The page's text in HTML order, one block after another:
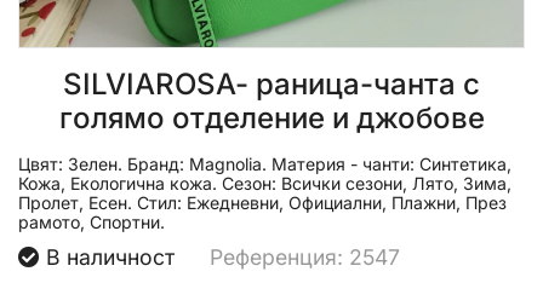
SILVIAROSA- pаница-чанта с
голямо отделение и джобове
Цвят: Зелен. Бранд: Magnolia. Материя - чанти: Синтетика,
Кожа, Екологична кожа. Сезон: Всички сезони, Лято, Зима,
Пролет, Есен. Стил: Ежедневни, Официални, Плажни, През
рамото, Спортни.
В наличност Референция: 2547